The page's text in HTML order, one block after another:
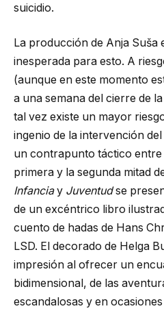
suicidio.
La producción de Anja
inesperada para esto. A
(aunque en este momento
a una semana del cierre de
tal vez existe un mayor
ingenio de la intervención
un contrapunto táctico
primera y la segunda mitad
Infanciay Juventudse
de un excéntrico libro
cuento de hadas de Hans
LSD. El decorado de Helga
impresión al ofrecer un
bidimensional, de las
escandalosas y en